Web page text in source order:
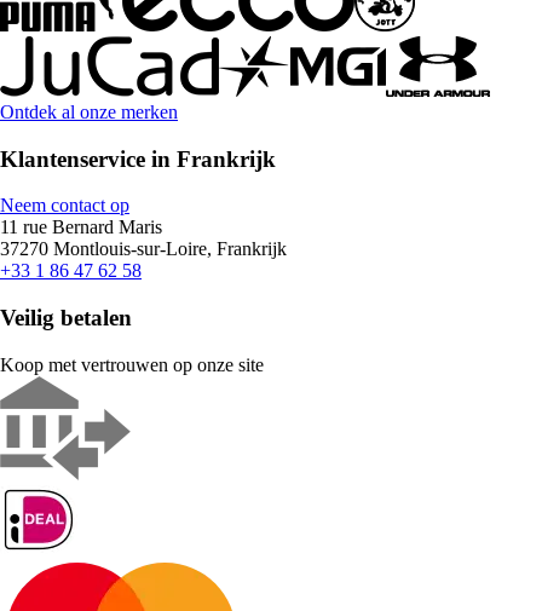
Ontdek al onze merken
Klantenservice in Frankrijk
Neem contact op
11 rue Bernard Maris
37270 Montlouis-sur-Loire, Frankrijk
+33 1 86 47 62 58
Veilig betalen
Koop met vertrouwen op onze site